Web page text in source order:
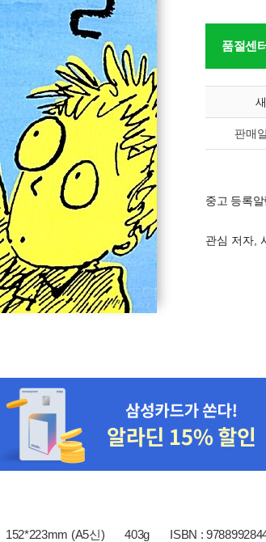
품절센
판매
중고 등록알
관심 저자,
152*223mm (A5신) 403g ISBN :